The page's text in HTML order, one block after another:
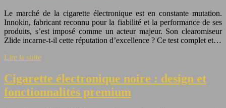
Le marché de la cigarette électronique est en constante mutation.
Innokin, fabricant reconnu pour la fiabilité et la performance de ses
produits, s’est imposé comme un acteur majeur. Son clearomiseur
Zlide incarne-t-il cette réputation d’excellence ? Ce test complet et…
Lire la suite
Cigarette électronique noire : design et
fonctionnalités premium